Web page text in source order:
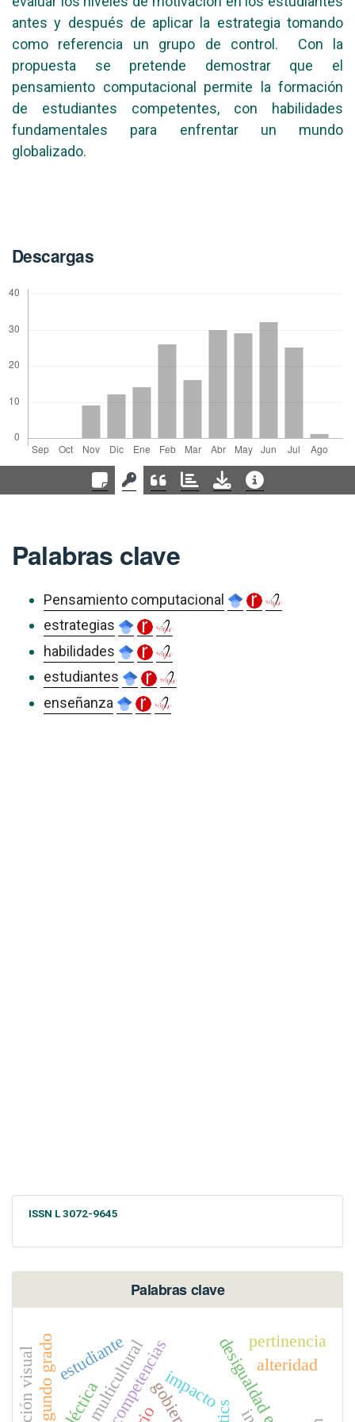
antes y después de aplicar la estrategia tomando
como referencia un grupo de control. Con la
propuesta se pretende demostrar que el
pensamiento computacional permite la formación
de estudiantes competentes, con habilidades
fundamentales para enfrentar un mundo
globalizado.
Descargas
Palabras clave
Pensamiento computacional
estrategias
habilidades
estudiantes
enseñanza
ISSN L 3072-9645
Palabras clave
impacto
segundo grado pertinencia
estudiante alteridad
tics